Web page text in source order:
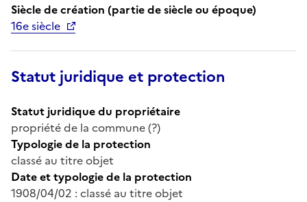
Siècle de création (partie de siècle ou époque)
16e siècle
Statut juridique et protection
Statut juridique du propriétaire
propriété de la commune (?)
Typologie de la protection
classé au titre objet
Date et typologie de la protection
1908/04/02 : classé au titre objet